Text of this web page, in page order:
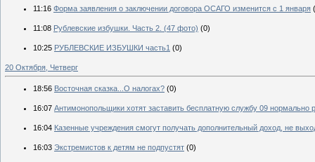
11:16 Форма заявления о заключении договора ОСАГО изменится с 1 января
11:08 Рублевские избушки. Часть 2. (47 фото) (0)
10:25 РУБЛЕВСКИЕ ИЗБУШКИ часть1 (0)
20 Октября, Четверг
18:56 Восточная сказка...О налогах? (0)
16:07 Антимонопольщики хотят заставить бесплатную службу 09 нормально
16:04 Казенные учреждения смогут получать дополнительный доход, не
16:03 Экстремистов к детям не подпустят (0)